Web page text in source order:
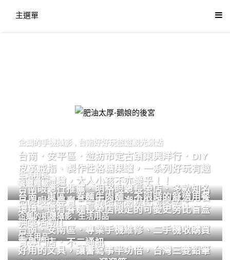
主選單
肥油太厚-鵝娘的後宮
企鵝的手機攝影 台南好好玩旅遊觀光景點
台南．安平區．遊訪市定古蹟東興洋行．DIY
皮革戒指、製作性格糖果罐，一系列好玩有趣
的手作體驗，大人小孩不亦樂乎！！
生活用品
台南眼鏡行推薦．明格眼鏡長榮店．多款知名
品牌眼鏡專賣．掌握時尚潮流配鏡美學。
餐廳體驗
台南．東區．眷麵牛肉麵．不限時的舒適用餐
環境．還有眷麵長榮店限定的可愛史努比盲盒
抽獎活動!!
企鵝的相機攝影,生活用品
台南．安南區．專業手機維修、二手機收購買
賣專門店．不二通訊
生活用品
好用的文具，讓書寫事半功倍，台灣三菱鉛筆